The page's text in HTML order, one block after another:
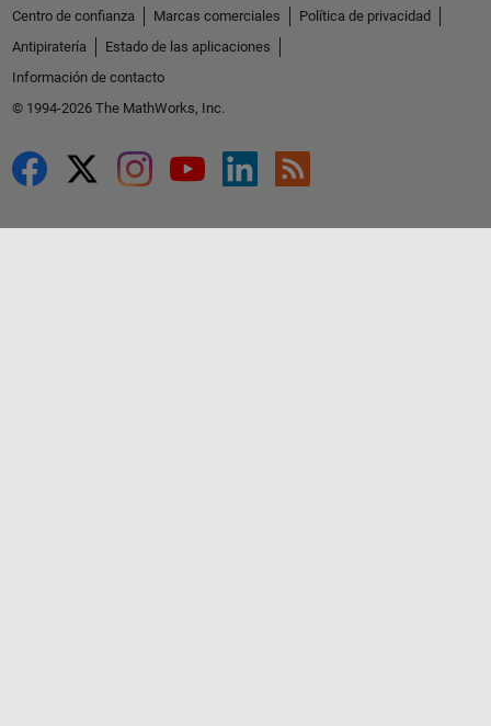
Centro de confianza Marcas comerciales
Política de privacidad
Antipiratería
Estado de las aplicaciones
Información de contacto
© 1994-2026 The MathWorks, Inc.